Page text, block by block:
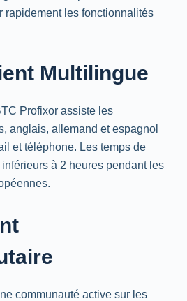
rapidement les fonctionnalités
Multilingue
Profixor assiste les
anglais, allemand et espagnol
et téléphone. Les temps de
à 2 heures pendant les
communauté active sur les